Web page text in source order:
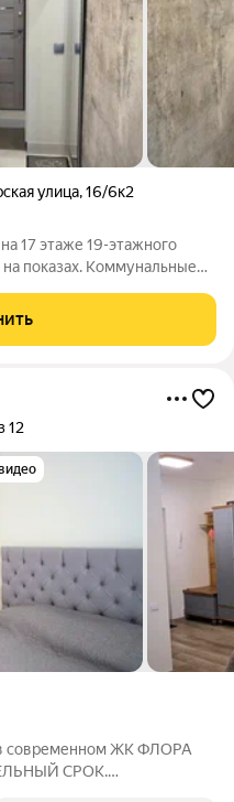
улица,16/6к2
17 этаже 19-этажного
показах. Коммунальные
можно с детьми, можно с
12
в современном ЖК ФЛОРА